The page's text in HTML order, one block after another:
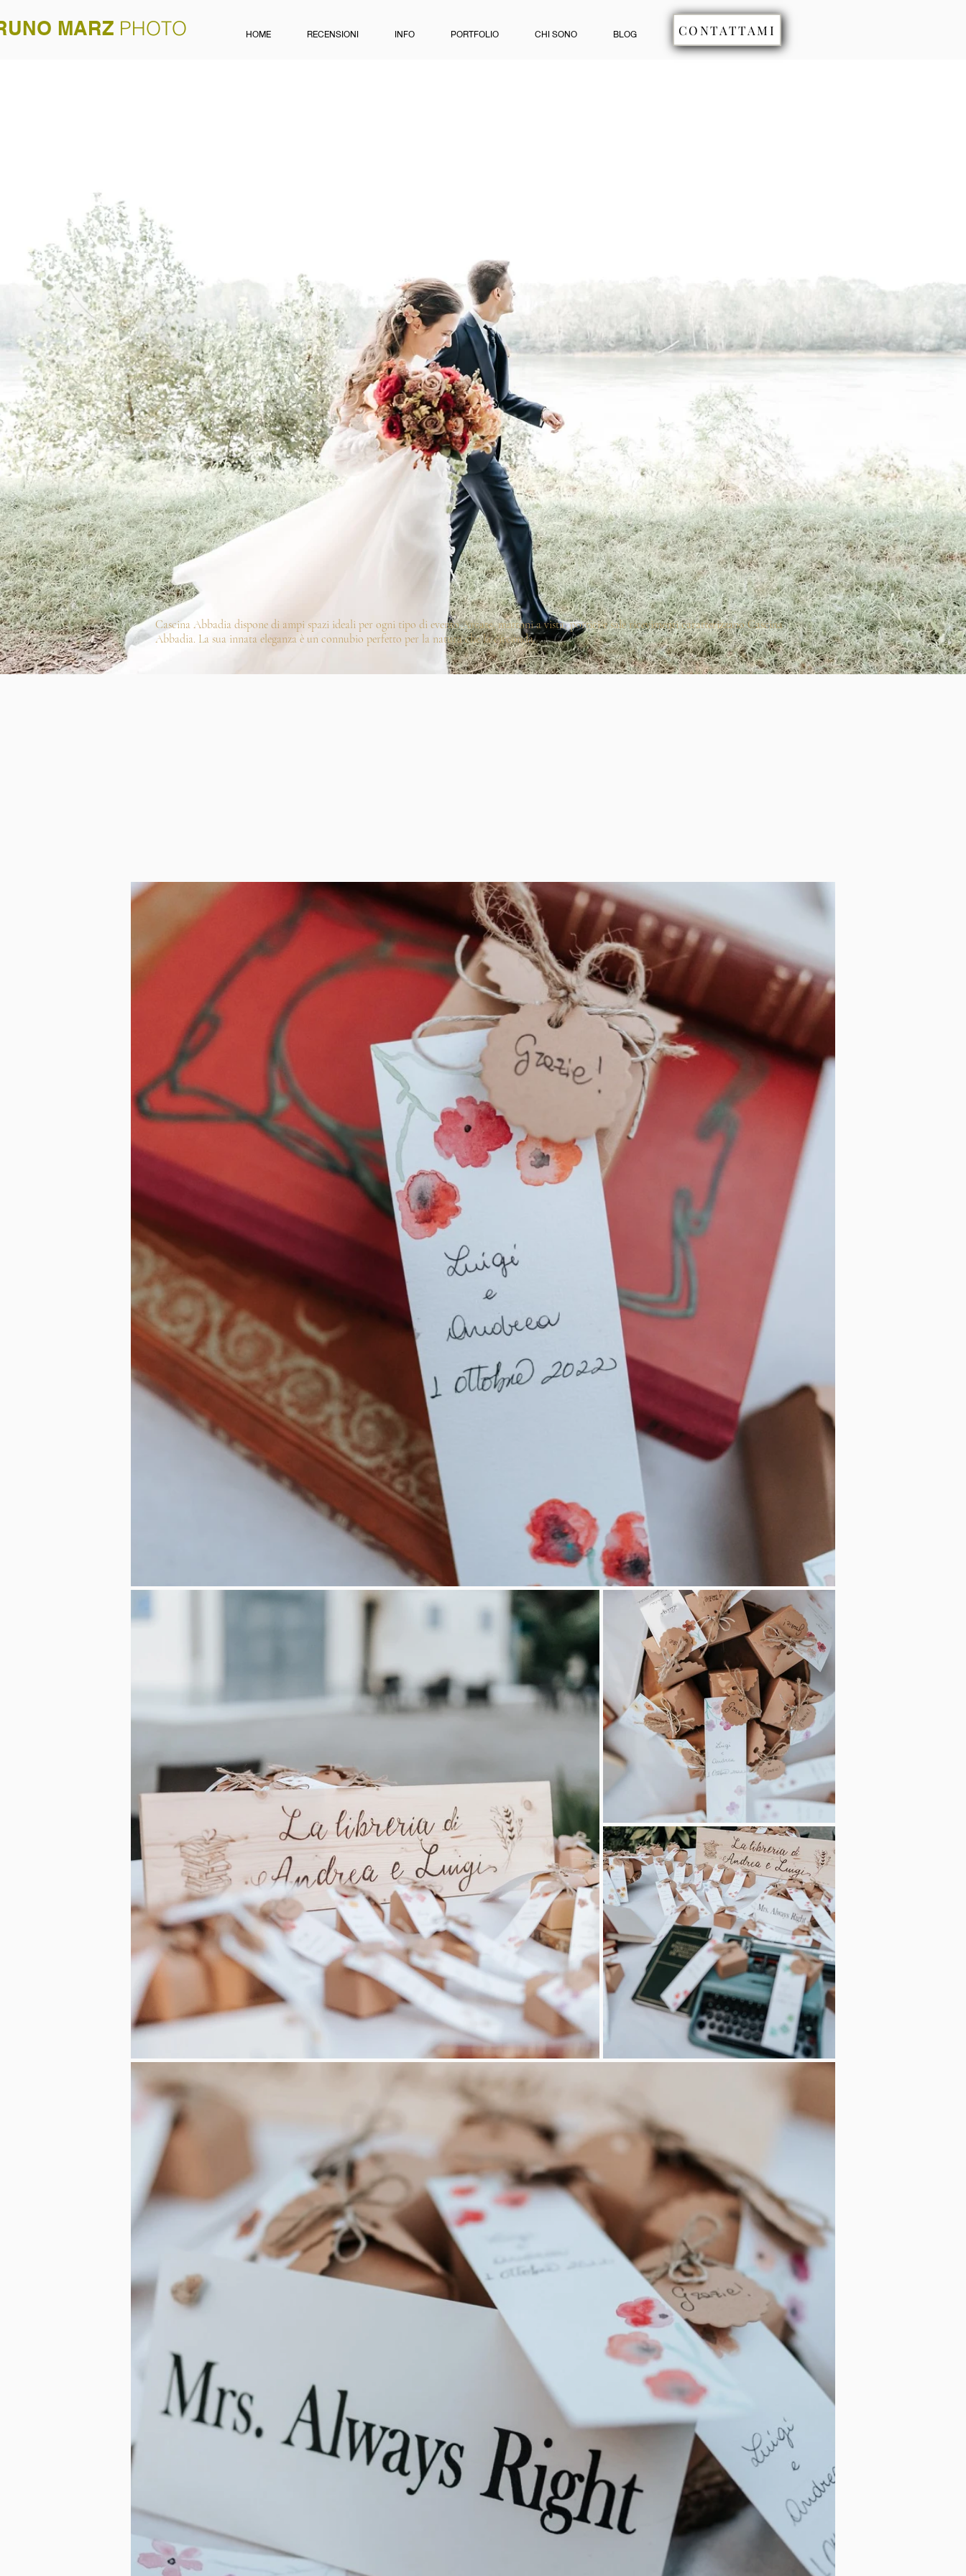
MARZ PHOTO HOME RECENSIONI INFO PORTFOLIO CHI SONO BLOG CONTATTAMI
Cascina Abbadia dispone di ampi spazi ideali per ogni tipo di evento.Arcate, mattoni a vista, portici e sale ricevimenti caratterizzano Cascina
Abbadia. La sua innata eleganza è un connubio perfetto per la natura che la circonda.